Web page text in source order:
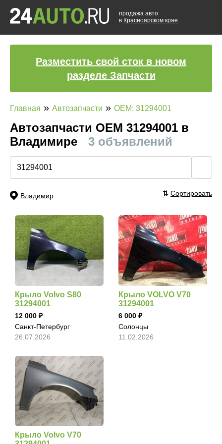
продажа авто
в Красноярском крае
Разместить свой сток в новом
разделе Запчасти
Главная » Автозапчасти » OEM: 31294001
Автозапчасти ОЕМ 31294001 в
Владимире
3 объявлений
Владимир ⇅ Сортировать
Крыло Volvo S80
31294001
12 000
Санкт-Петербург
26.07.2026
Крыло VOLVO V70
31294001
6 000
Солонцы
11.02.2026
Крыло Volvo V70